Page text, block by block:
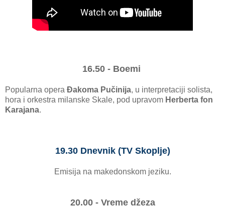
16.50 - Boemi
Popularna opera Đakoma Pučinija, u interpretaciji solista,
hora i orkestra milanske Skale, pod upravom Herberta fon
Karajana.
19.30 Dnevnik (TV Skoplje)
Emisija na makedonskom jeziku.
20.00 - Vreme džeza